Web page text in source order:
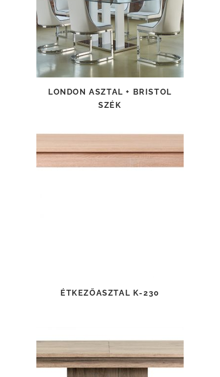
TOVÁBB OLVASOM
LONDON ASZTAL + BRISTOL
SZÉK
ÉTKEZŐASZTAL K-230